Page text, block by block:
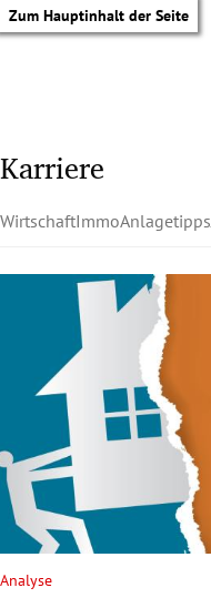
Zum Hauptinhalt der Seite
Untermenü
Untermenü
Untermenü
Karriere
WirtschaftImmoAnlagetipps
Analyse